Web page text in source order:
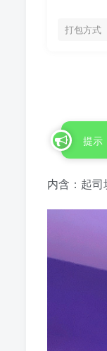
打包方式
提示
内含：起